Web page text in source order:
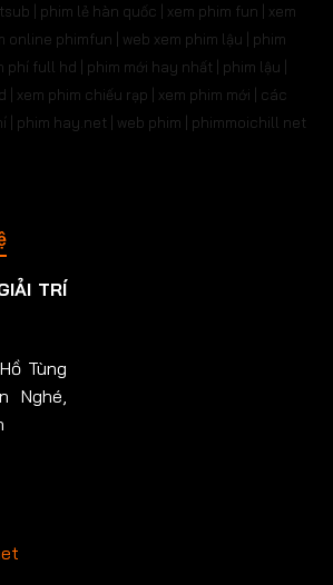
| phim lẻ hàn quốc | xem phim fun | xem
online phimfun | web xem phim lậu | phim
phí full hd | phim mới hay nhất | phim lậu |
| xem phim chiếu rạp | xem phim mới | các
| phim hay.net | web phim | phimmoichill net
TRÍ
Tùng
Nghé,